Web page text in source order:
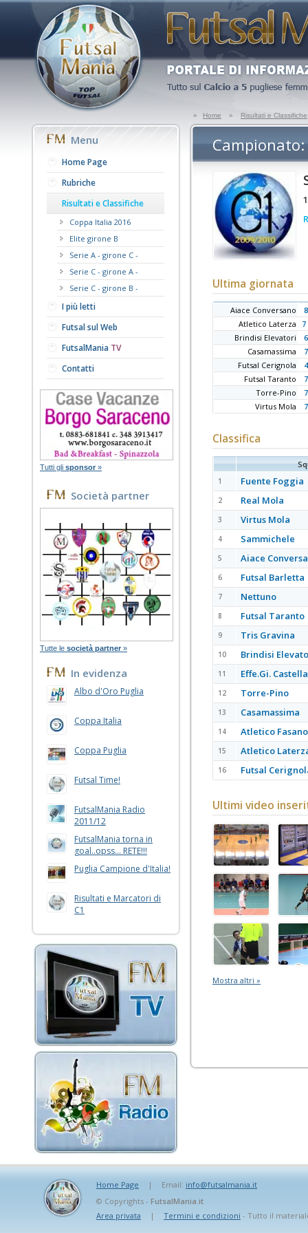
» Home » Risultati e Classifiche
Menu
Home Page
Rubriche
Risultati e Classifiche
Coppa Italia 2016
Elite girone B
Serie A - girone C -
Serie C - girone A -
Serie C - girone B -
I più letti
Futsal sul Web
FutsalMania TV
Contatti
Tutti gli sponsor »
Società partner
Tutte le società partner »
In evidenza
Albo d'Oro Puglia
Coppa Italia
Coppa Puglia
Futsal Time!
FutsalMania Radio
2011/12
FutsalMania torna in
goal..opss... RETE!!!
Puglia Campione d'Italia!
Risultati e Marcatori di
C1
Campionato:
Ultima giornata
Aiace Conversano
Atletico Laterza
7
Brindisi Elevatori
Casamassima
Futsal Cerignola
Futsal Taranto
Torre-Pino
Virtus Mola
Classifica
1 Fuente Foggia
2 Real Mola
3 Virtus Mola
4 Sammichele
5 Aiace
6 Futsal Barletta
7 Nettuno
8 Futsal Taranto
9 Tris Gravina
10 Brindisi
11 Effe.Gi.
12 Torre-Pino
13 Casamassima
14 Atletico Fasano
15 Atletico
16 Futsal
Ultimi video
Mostra altri »
Home Page | Email: info@futsalmania.it
© Copyrights - FutsalMania.it
Area privata
| Termini e condizioni - Tutto il